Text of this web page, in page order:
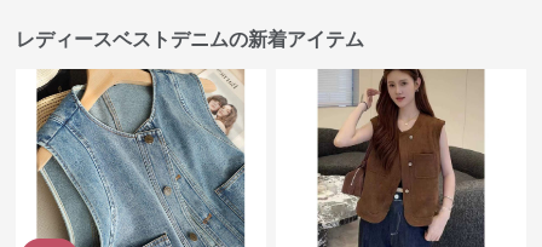
レディースベストデニムの新着アイテム